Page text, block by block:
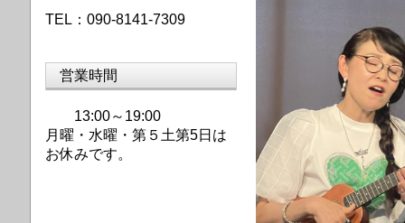
TEL：090-8141-7309
営業時間
13:00～19:00
月曜・水曜・第 ５土第5日は
お休みです。